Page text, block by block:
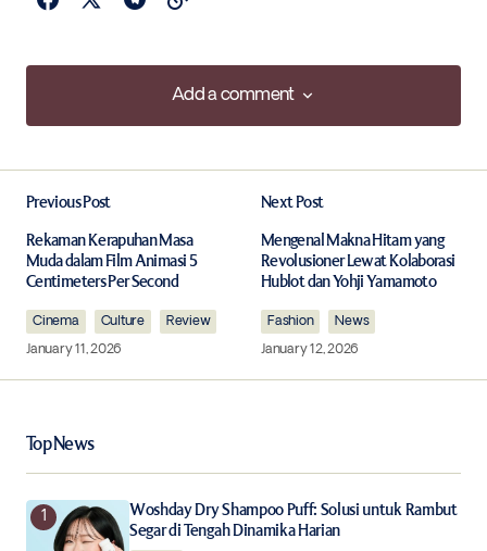
Add a comment
Add a comment
Required fields are marked*
Your Name
Your E-mail*
Previous Post
Rekaman Kerapuhan Masa
Muda dalam Film Animasi 5
Centimeters Per Second
Cinema Culture
Review
January 11, 2026
Next Post
Mengenal Makna Hitam yang
Revolusioner Lewat Kolaborasi
Hublot dan Yohji Yamamoto
Fashion
News
January 12, 2026
Top News
Woshday Dry Shampoo Puff: Solusi untuk Rambut
Segar di Tengah Dinamika Harian